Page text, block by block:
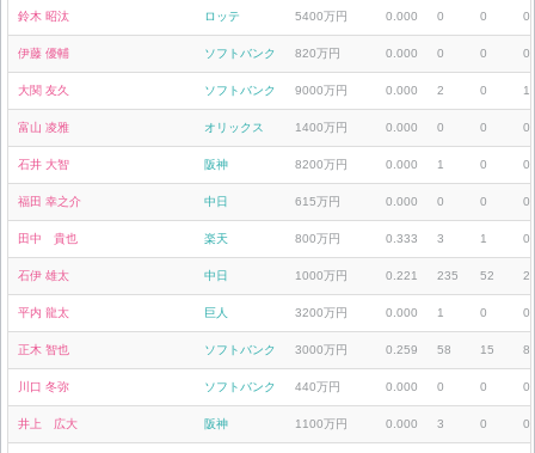
鈴木 昭汰 ロッテ 5400万円 0.000 0 0 0
伊藤 優輔 ソフトバンク 820万円 0.000 0 0 0
大関 友久 ソフトバンク 9000万円 0.000 2 0 1
富山 凌雅 オリックス 1400万円 0.000 0 0 0
石井 大智 阪神 8200万円 0.000 1 0 0
福田 幸之介 中日 615万円 0.000 0 0 0
田中 貴也 楽天 800万円 0.333 3 1 0
石伊 雄太 中日 1000万円 0.221 235 52
平内 龍太 巨人 3200万円 0.000 1 0 0
正木 智也 ソフトバンク 3000万円 0.259 58 15 8
川口 冬弥 ソフトバンク 440万円 0.000 0 0 0
井上 広大 阪神 1100万円 0.000 3 0 0